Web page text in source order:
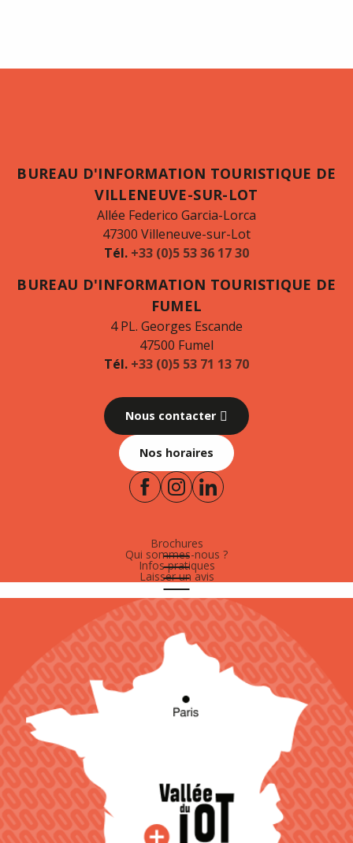
BUREAU D'INFORMATION TOURISTIQUE DE
VILLENEUVE-SUR-LOT
Allée Federico Garcia-Lorca
47300 Villeneuve-sur-Lot
Tél. +33 (0)5 53 36 17 30
BUREAU D'INFORMATION TOURISTIQUE DE
FUMEL
4 PL. Georges Escande
47500 Fumel
Tél. +33 (0)5 53 71 13 70
Nous contacter
Nos horaires
Brochures
Qui sommes-nous ?
Infos pratiques
Laisser un avis